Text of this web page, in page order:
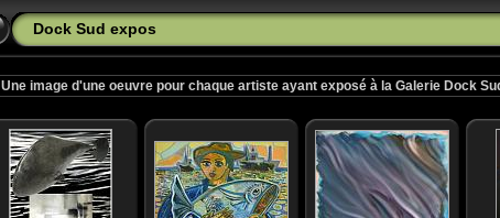
Dock Sud expos
Une image d'une oeuvre pour chaque artiste ayant exposé à la Galerie Dock